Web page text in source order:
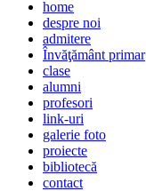
home
despre noi
admitere
Învăţământ primar
clase
alumni
profesori
link-uri
galerie foto
proiecte
bibliotecă
contact